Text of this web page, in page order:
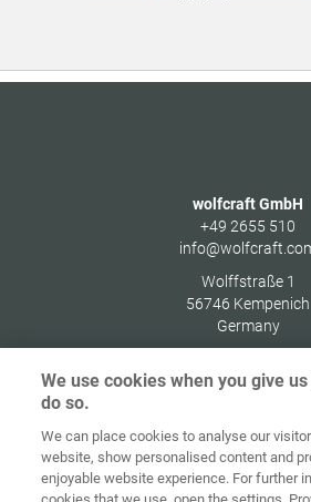
wolfcraft GmbH
+49 2655 510
Wolffstraße 1
56746 Kempenich
Germany
Alkusivu Yhteystiedot
Tietoja
We use cookies when you give
do so.
We can place cookies to analyse our
website, show personalised content and
enjoyable website experience. For further